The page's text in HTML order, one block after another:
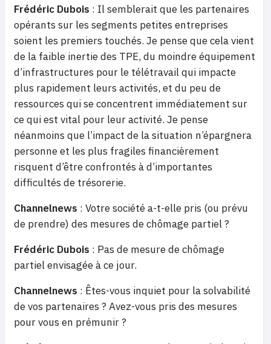
Frédéric Dubois : Il semblerait que les partenaires
opérants sur les segments petites entreprises
soient les premiers touchés. Je pense que cela vient
de la faible inertie des TPE, du moindre équipement
d’infrastructures pour le télétravail qui impacte
plus rapidement leurs activités, et du peu de
ressources qui se concentrent immédiatement sur
ce qui est vital pour leur activité. Je pense
néanmoins que l’impact de la situation n’épargnera
personne et les plus fragiles financièrement
risquent d’être confrontés à d’importantes
difficultés de trésorerie.
Channelnews : Votre société a-t-elle pris (ou prévu
de prendre) des mesures de chômage partiel ?
Frédéric Dubois : Pas de mesure de chômage
partiel envisagée à ce jour.
Channelnews : Êtes-vous inquiet pour la solvabilité
de vos partenaires ? Avez-vous pris des mesures
pour vous en prémunir ?